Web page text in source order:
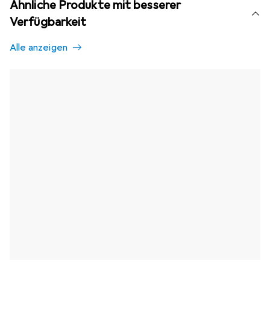
Ähnliche Produkte mit besserer
Verfügbarkeit
Alle anzeigen